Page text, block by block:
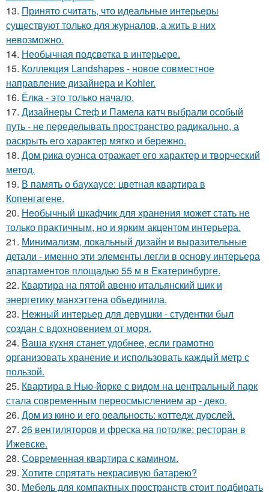
13. Принято считать, что идеальные интерьеры
существуют только для журналов, а жить в них
невозможно.
14. Необычная подсветка в интерьере.
15. Коллекция Landshapes - новое совместное
направление дизайнера и Kohler.
16. Ёлка - это только начало.
17. Дизайнеры Стеф и Памела катч выбрали особый
путь - не переделывать пространство радикально, а
раскрыть его характер мягко и бережно.
18. Дом рика оуэнса отражает его характер и творческий
метод.
19. В память о баухаусе: цветная квартира в
Копенгагене.
20. Необычный шкафчик для хранения может стать не
только практичным, но и ярким акцентом интерьера.
21. Минимализм, локальный дизайн и выразительные
детали - именно эти элементы легли в основу интерьера
апартаментов площадью 55 м в Екатеринбурге.
22. Квартира на пятой авеню итальянский шик и
энергетику манхэттена объединила.
23. Нежный интерьер для девушки - студентки был
создан с вдохновением от моря.
24. Ваша кухня станет удобнее, если грамотно
организовать хранение и использовать каждый метр с
пользой.
25. Квартира в Нью-йорке с видом на центральный парк
стала современным переосмыслением ар - деко.
26. Дом из кино и его реальность: коттедж дурслей.
27. 26 вентиляторов и фреска на потолке: ресторан в
Ижевске.
28. Современная квартира с камином.
29. Хотите спрятать некрасивую батарею?
30. Мебель для компактных пространств стоит подбирать